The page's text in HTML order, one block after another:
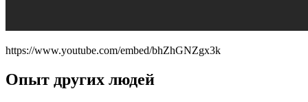
https://www.youtube.com/embed/bhZhGNZgx3k
Опыт других людей